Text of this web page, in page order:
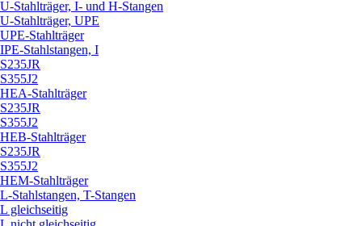
U-Stahlträger, I- und H-Stangen
U-Stahlträger, UPE
UPE-Stahlträger
IPE-Stahlstangen, I
S235JR
S355J2
HEA-Stahlträger
S235JR
S355J2
HEB-Stahlträger
S235JR
S355J2
HEM-Stahlträger
L-Stahlstangen, T-Stangen
L gleichseitig